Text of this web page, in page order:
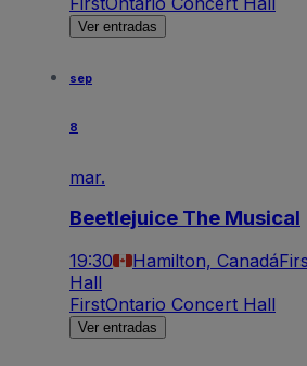
Ver entradas
sep
8
mar.
Beetlejuice The Musical
19:30 Hamilton, Canadá
Hall
FirstOntario Concert Hall
Ver entradas